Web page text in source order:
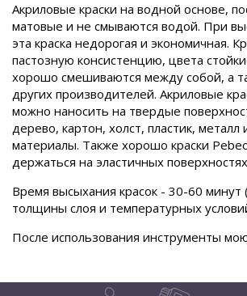
Акриловые краски на водной основе,
матовые и не смываются водой. При
эта краска недорогая и экономичная.
пастозную консистенцию, цвета
хорошо смешиваются между собой, а
других производителей. Акриловые
можно наносить на твердые
дерево, картон, холст, пластик, металл
материалы. Также хорошо краски
держаться на эластичных
Время высыхания красок - 30-60 минут
толщины слоя и температурных
После использования инструменты